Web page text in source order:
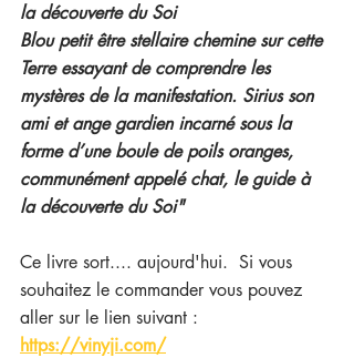
la découverte du Soi
Blou petit être stellaire chemine sur cette
Terre essayant de comprendre les
mystères de la manifestation. Sirius son
ami et ange gardien incarné sous la
forme d’une boule de poils oranges,
communément appelé chat, le guide à
la découverte du Soi"
Ce livre sort.... aujourd'hui.  Si vous
souhaitez le commander vous pouvez
aller sur le lien suivant :
https://vinyji.com/